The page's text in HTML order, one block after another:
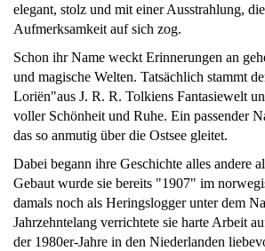
elegant, stolz und mit einer Ausstrahlung,
Aufmerksamkeit auf sich zog.
Schon ihr Name weckt Erinnerungen an
und magische Welten. Tatsächlich stammt
Loriën"aus J. R. R. Tolkiens Fantasiewelt
voller Schönheit und Ruhe. Ein passender
das so anmutig über die Ostsee gleitet.
Dabei begann ihre Geschichte alles andere
Gebaut wurde sie bereits "1907" im
damals noch als Heringslogger unter dem
Jahrzehntelang verrichtete sie harte Arbeit
der 1980er-Jahre in den Niederlanden